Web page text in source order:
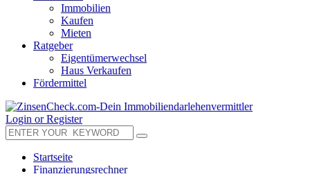
Immobilien
Kaufen
Mieten
Ratgeber
Eigentümerwechsel
Haus Verkaufen
Fördermittel
Login or Register
Startseite
Finanzierungsrechner